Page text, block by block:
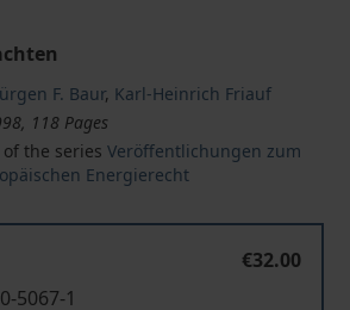
F. Baur, Karl-Heinrich Friauf
118 Pages
the series Veröffentlichungen zum
Energierecht
€32.00
5067-1